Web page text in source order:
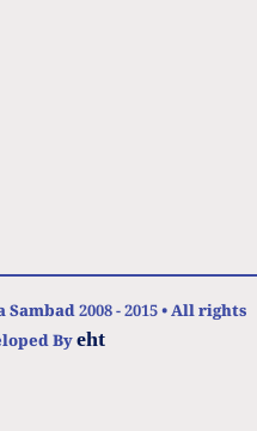
2008 - 2015 • All rights
Byeht